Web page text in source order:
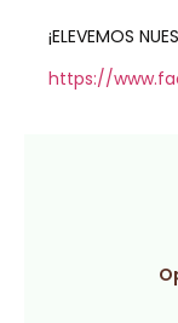
¡ELEVEMOS
https://